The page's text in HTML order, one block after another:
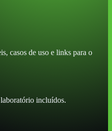
casos de uso e links para o
incluídos.